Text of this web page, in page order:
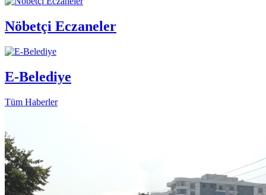
Nöbetçi Eczaneler
E-Belediye
Tüm Haberler